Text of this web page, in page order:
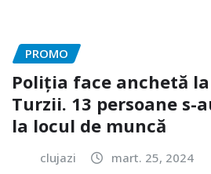
PROMO
Poliția face anchetă
Turzii. 13 persoane s-
la locul de muncă
clujazi mart. 25, 2024